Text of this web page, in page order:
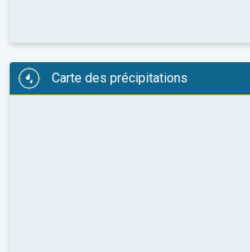
Carte des précipitations